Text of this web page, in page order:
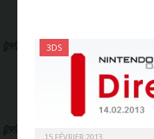
3DS
15 FÉVRIER 2013